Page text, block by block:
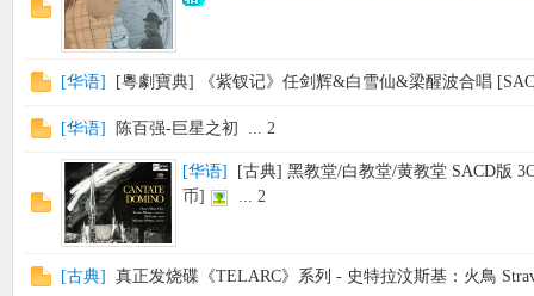
[华语] [粵劇寶典] 《紫钗记》任剑辉&白雪仙&梁醒波合唱
[华语] 陈百强-巨星之初 ... 2
[华语]
[古典] 黑教堂/白教堂/黄教堂 SACD版
币]
... 2
[古典] 真正发烧碟《TELARC》系列 - 史特拉汶斯基：火鳥